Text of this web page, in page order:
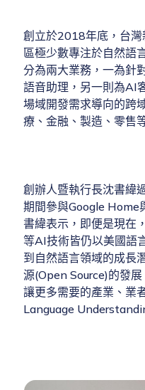
創立於2018年底，台
區極少數專注於自然語
分為兩大業務，一為針
語音助理，另一則為AI
場域開發需求導向的跨
療、金融、製造、零售
創辦人暨執行長沈書緯
期間參與Google Home
書緯表示，即便是現在
等AI技術皆仍以美國語
到自然語言領域的成長
源(Open Source)的發
讓更多需要的產業、業
Language